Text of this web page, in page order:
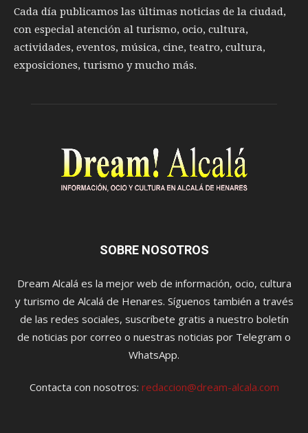
Cada día publicamos las últimas noticias de la ciudad,
con especial atención al turismo, ocio, cultura,
actividades, eventos, música, cine, teatro, cultura,
exposiciones, turismo y mucho más.
SOBRE NOSOTROS
Dream Alcalá es la mejor web de información, ocio, cultura
y turismo de Alcalá de Henares. Síguenos también a través
de las redes sociales, suscríbete gratis a nuestro boletín
de noticias por correo o nuestras noticias por Telegram o
WhatsApp.
Contacta con nosotros: redaccion@dream-alcala.com